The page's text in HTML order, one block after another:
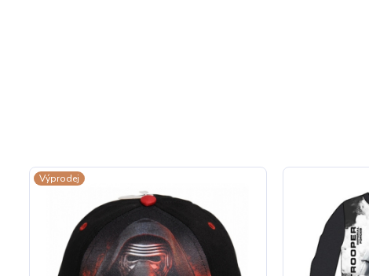
Výprodej